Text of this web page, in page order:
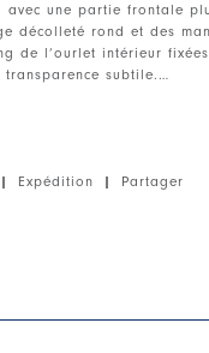
avec une partie frontale
décolleté rond et des
de l’ourlet intérieur
subtile.
fixées en certains points
poids léger, toucher
| Expédition | Partager